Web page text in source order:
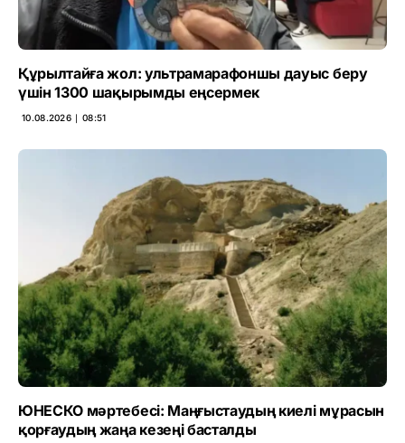
Құрылтайға жол: ультрамарафоншы дауыс беру
үшін 1300 шақырымды еңсермек
10.08.2026 ∣ 08:51
ЮНЕСКО мәртебесі: Маңғыстаудың киелі мұрасын
қорғаудың жаңа кезеңі басталды